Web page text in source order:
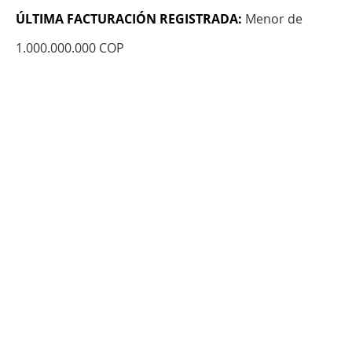
ÚLTIMA FACTURACIÓN REGISTRADA: Menor de
1.000.000.000 COP